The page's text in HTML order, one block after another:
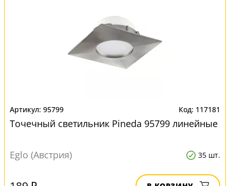
95799 117181
Точечный светильник Pineda 95799 линейные
Eglo (Австрия) 35 шт.